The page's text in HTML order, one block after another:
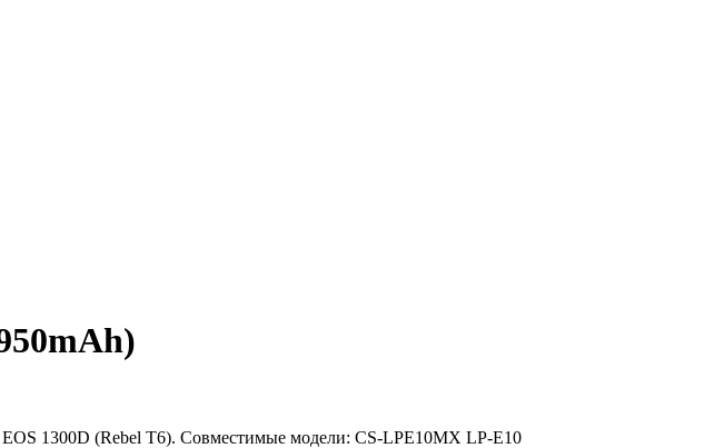
1300D (Rebel T6). Совместимые модели: CS-LPE10MX LP-E10